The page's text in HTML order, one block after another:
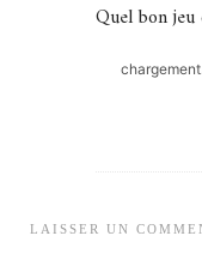
Quel bon
LAISSER UN